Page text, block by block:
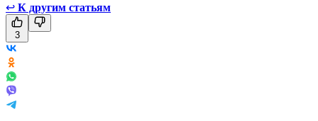
↩ К другим статьям
3